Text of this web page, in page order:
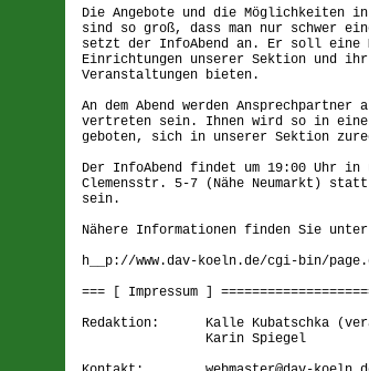
Die Angebote und die Möglichkeiten
sind so groß, dass man nur schwer
setzt der InfoAbend an. Er soll eine
Einrichtungen unserer Sektion und ihr
Veranstaltungen bieten.
An dem Abend werden
vertreten sein. Ihnen wird so in
geboten, sich in unserer Sektion
Der InfoAbend findet um 19:00 Uhr
Clemensstr. 5-7 (Nähe Neumarkt)
sein.
Nähere Informationen finden Sie
h__p://www.dav-koeln.de/cgi-bin/
=== [ Impressum ]
Redaktion: Kalle Kubatschka
Karin Spiegel